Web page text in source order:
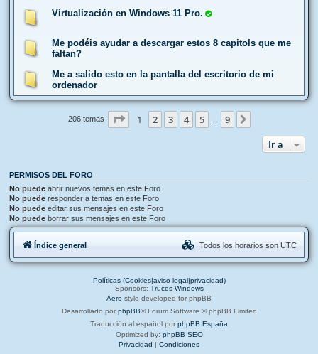
Virtualización en Windows 11 Pro.
Me podéis ayudar a descargar estos 8 capitols que me
faltan?
Me a salido esto en la pantalla del escritorio de mi
ordenador
206 temas Página de
1 2 3 4 5 9
Ir a
PERMISOS DEL FORO
No puede abrir nuevos temas en este Foro
No puede responder a temas en este Foro
No puede editar sus mensajes en este Foro
No puede borrar sus mensajes en este Foro
Índice general Todos los horarios son UTC
Políticas (Cookies|aviso legal|privacidad)
Sponsors: Trucos Windows
Aero style developed for phpBB
Desarrollado por phpBB® Forum Software © phpBB Limited
Traducción al español por phpBB España
Optimized by: phpBB SEO
Privacidad | Condiciones